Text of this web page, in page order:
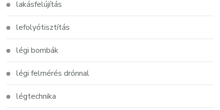
lakásfelújítás
lefolyótisztítás
légi bombák
légi felmérés drónnal
légtechnika